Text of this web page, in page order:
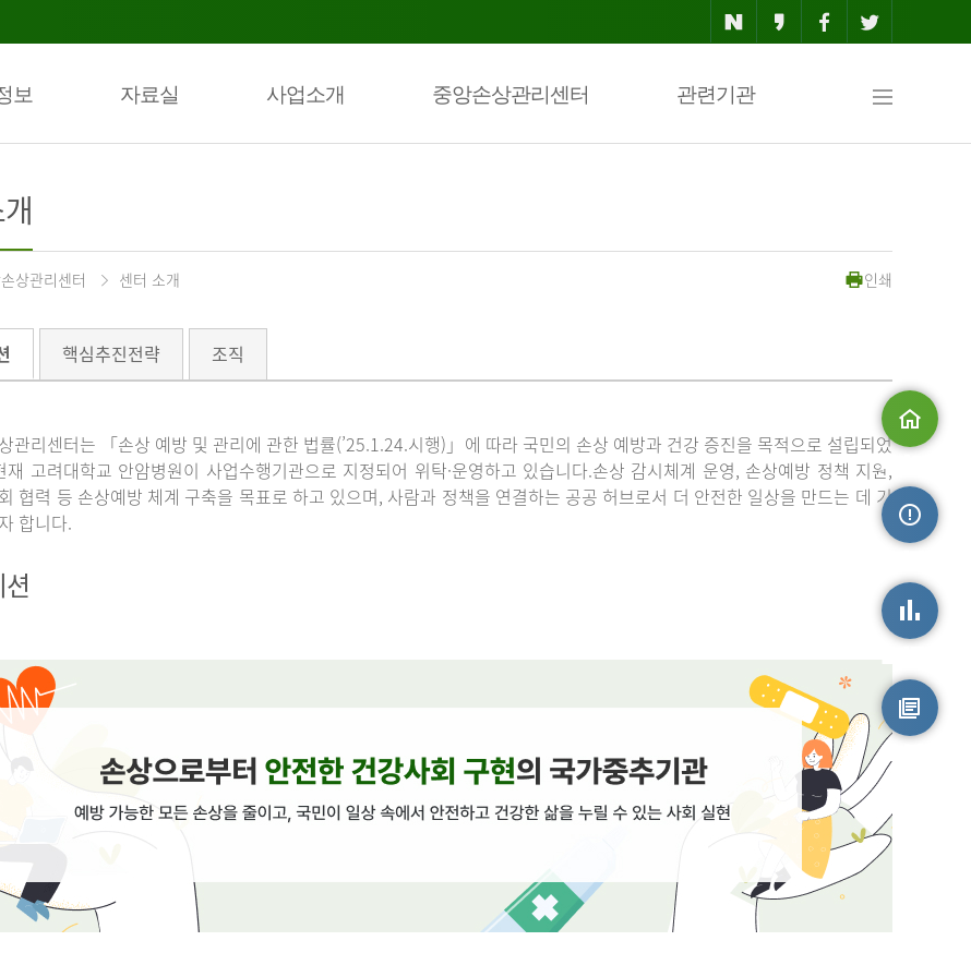
보 자료실 사업소개 중앙손상관리센터 관련기관
맵
상관리센터 센터 소개 인쇄
핵심추진전략 조직
관리센터는 「손상 예방 및 관리에 관한 법률(’25.1.24.시행)」에 따라 국민의 손상 예방과 건강 증진을 목적으로 설립되었
재 고려대학교 안암병원이 사업수행기관으로 지정되어 위탁·운영하고 있습니다.손상 감시체계 운영, 손상예방 정책 지원,
협력 등 손상예방 체계 구축을 목표로 하고 있으며, 사람과 정책을 연결하는 공공 허브로서 더 안전한 일상을 만드는 데 기
합니다.
원시자료